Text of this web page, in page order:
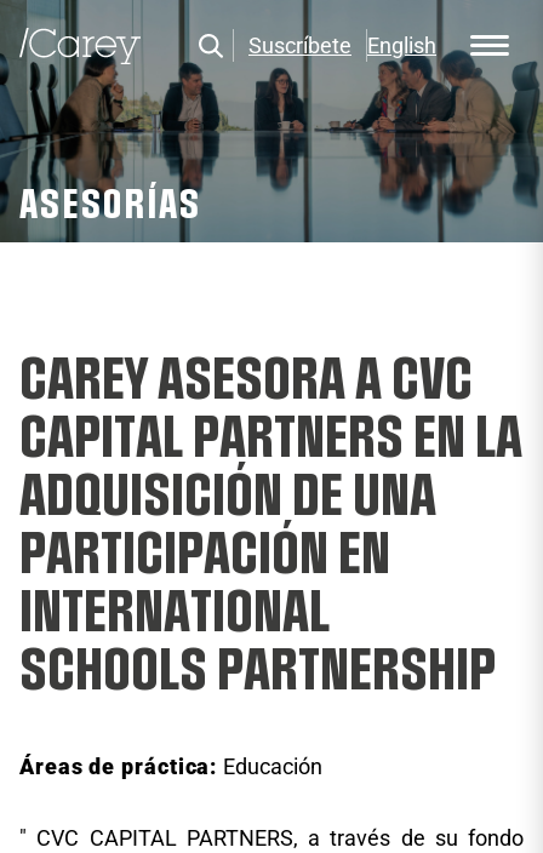
Suscríbete English
ASESORÍAS
CAREY ASESORA A CVC
CAPITAL PARTNERS EN LA
ADQUISICIÓN DE UNA
PARTICIPACIÓN EN
INTERNATIONAL
SCHOOLS PARTNERSHIP
Áreas de práctica: Educación
" CVC CAPITAL PARTNERS, a través de su fondo